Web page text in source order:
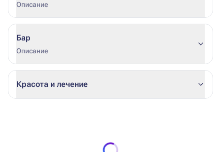
Описание
Бар
Описание
Красота и лечение